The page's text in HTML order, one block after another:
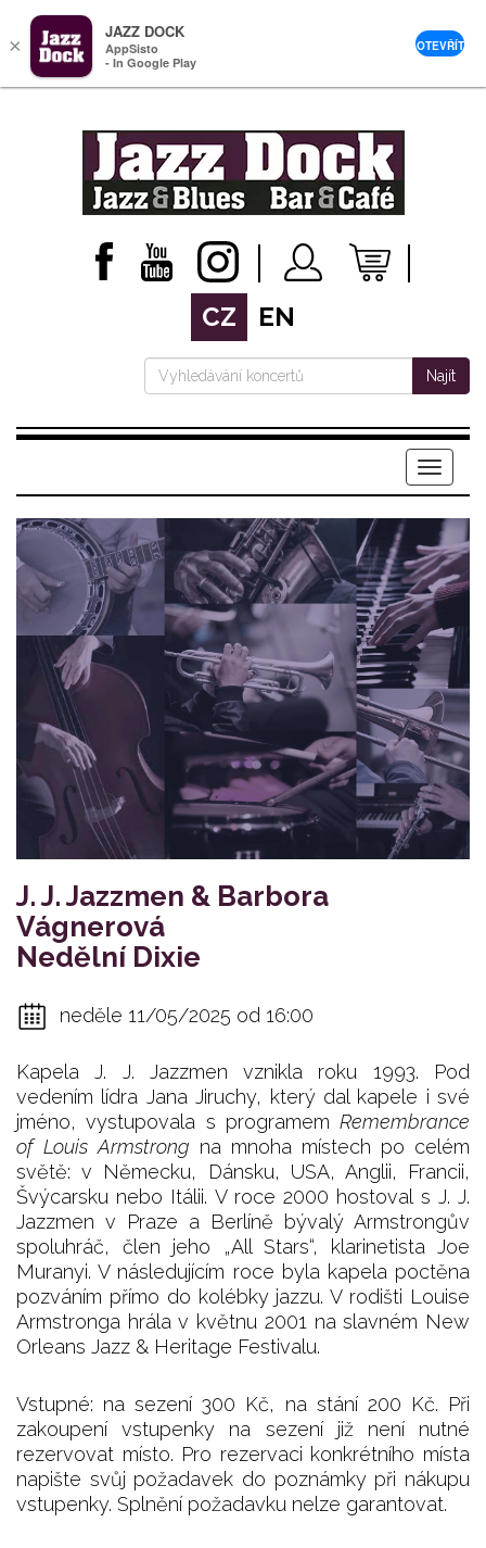
CZ EN
Najít
Menu
J. J. Jazzmen & Barbora
Vágnerová
Nedělní Dixie
neděle 11/05/2025 od 16:00
Kapela J. J. Jazzmen vznikla roku 1993. Pod
vedením lídra Jana Jiruchy, který dal kapele i své
jméno, vystupovala s programem Remembrance
of Louis Armstrong na mnoha místech po celém
světě: v Německu, Dánsku, USA, Anglii, Francii,
Švýcarsku nebo Itálii. V roce 2000 hostoval s J. J.
Jazzmen v Praze a Berlíně bývalý Armstrongův
spoluhráč, člen jeho „All Stars“, klarinetista Joe
Muranyi. V následujícím roce byla kapela poctěna
pozváním přímo do kolébky jazzu. V rodišti Louise
Armstronga hrála v květnu 2001 na slavném New
Orleans Jazz & Heritage Festivalu.
Vstupné: na sezení 300 Kč, na stání 200 Kč. Při
zakoupení vstupenky na sezení již není nutné
rezervovat místo. Pro rezervaci konkrétního místa
napište svůj požadavek do poznámky při nákupu
vstupenky. Splnění požadavku nelze garantovat.
×
JAZZ DOCK
AppSisto
- In Google Play
OTEVŘÍT